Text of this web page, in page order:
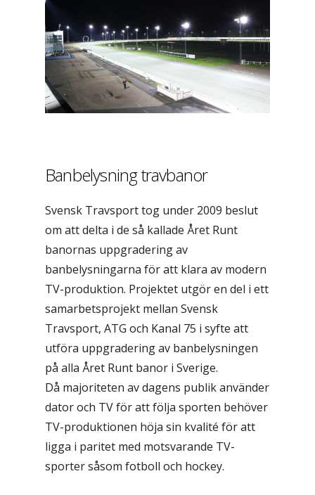
Banbelysning travbanor
Svensk Travsport tog under 2009 beslut
om att delta i de så kallade Året Runt
banornas uppgradering av
banbelysningarna för att klara av modern
TV-produktion. Projektet utgör en del i ett
samarbetsprojekt mellan Svensk
Travsport, ATG och Kanal 75 i syfte att
utföra uppgradering av banbelysningen
på alla Året Runt banor i Sverige.
Då majoriteten av dagens publik använder
dator och TV för att följa sporten behöver
TV-produktionen höja sin kvalité för att
ligga i paritet med motsvarande TV-
sporter såsom fotboll och hockey.